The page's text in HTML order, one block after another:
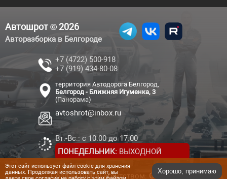
Автошрот © 2026
Авторазборка в Белгороде
+7 (4722) 500-918
+7 (919) 434-80-08
территория Автодорога Белгород,
Белгород - Ближняя Игуменка, 3
(Панорама)
avtoshrot@inbox.ru
Вт.-Вс.: с 10.00 до 17.00
ПОНЕДЕЛЬНИК: ВЫХОДНОЙ
Создан Digital-агентством: Genesis
Этот сайт использует файл cookie для хранения
данных. Продолжая использовать сайт, вы
Хорошо, принимаю